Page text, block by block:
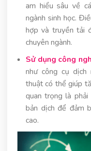
am hiểu sâu về
ngành sinh học.
hợp và truyền tải
chuyên ngành.
Sử dụng công
như công cụ
thuật có thể giúp
quan trọng là
bản dịch để đảm
cao.